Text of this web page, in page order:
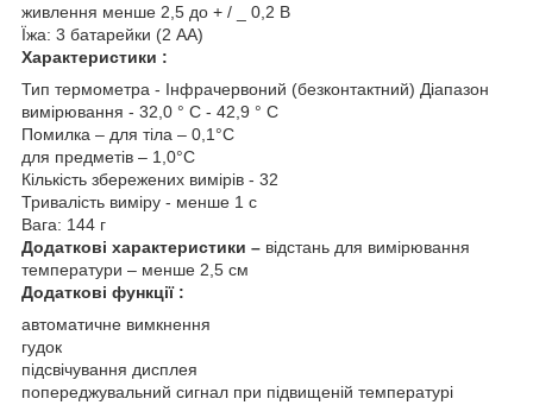
живлення менше 2,5 до + / _ 0,2 В
Їжа: 3 батарейки (2 АА)
Характеристики :
Тип термометра - Інфрачервоний (безконтактний) Діапазон
вимірювання - 32,0 ° C - 42,9 ° C
Помилка – для тіла – 0,1°C
для предметів – 1,0°C
Кількість збережених вимірів - 32
Тривалість виміру - менше 1 с
Вага: 144 г
Додаткові характеристики – відстань для вимірювання
температури – менше 2,5 см
Додаткові функції :
автоматичне вимкнення
гудок
підсвічування дисплея
попереджувальний сигнал при підвищеній температурі